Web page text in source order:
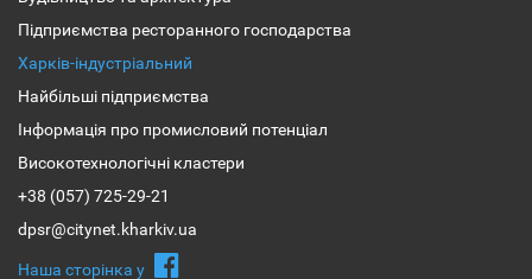
Підприємства ресторанного господарства
Харків-індустріальний
Найбільші підприємства
Інформація про промисловий потенціал
Високотехнологічні кластери
+38 (057) 725-29-21
dpsr@citynet.kharkiv.ua
Наша сторiнка у